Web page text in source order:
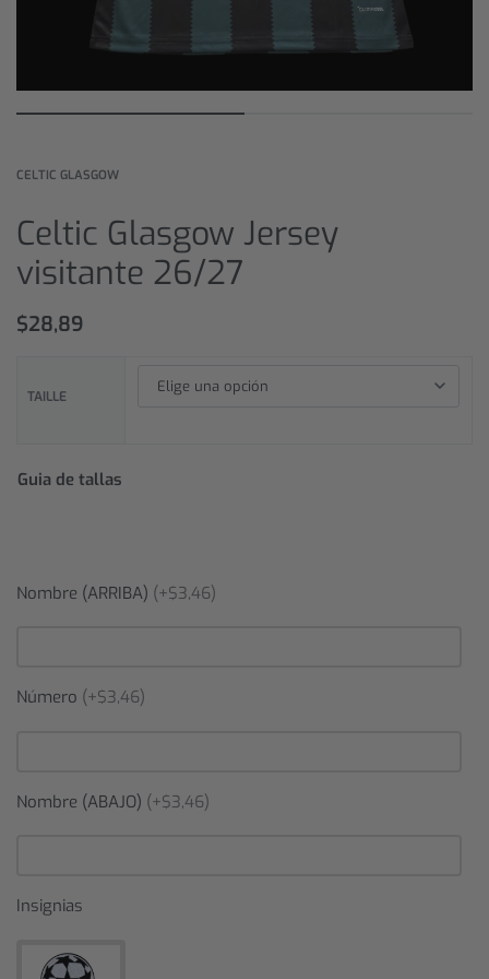
CELTIC GLASGOW
Celtic Glasgow Jersey
visitante 26/27
$28,89
TAILLE
Guia de tallas
Nombre (ARRIBA) (+$3,46)
Número (+$3,46)
Nombre (ABAJO) (+$3,46)
Insignias